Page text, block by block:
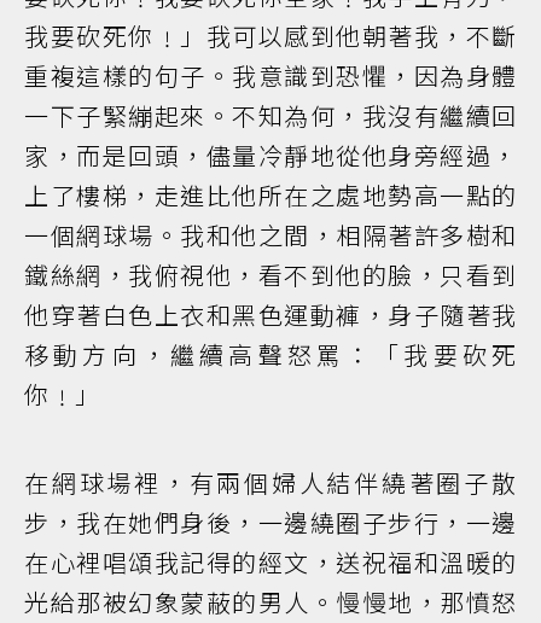
我要砍死你﹗」我可以感到他朝著我，不斷
重複這樣的句子。我意識到恐懼，因為身體
一下子緊繃起來。不知為何，我沒有繼續回
家，而是回頭，儘量冷靜地從他身旁經過，
上了樓梯，走進比他所在之處地勢高一點的
一個網球場。我和他之間，相隔著許多樹和
鐵絲網，我俯視他，看不到他的臉，只看到
他穿著白色上衣和黑色運動褲，身子隨著我
移動方向，繼續高聲怒罵：「我要砍死
你﹗」
在網球場裡，有兩個婦人結伴繞著圈子散
步，我在她們身後，一邊繞圈子步行，一邊
在心裡唱頌我記得的經文，送祝福和溫暖的
光給那被幻象蒙蔽的男人。慢慢地，那憤怒